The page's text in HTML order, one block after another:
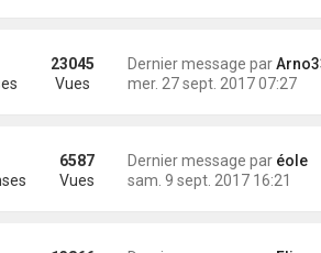
Dernier message par
mer. 27 sept. 2017 07:27
23045
Vues
Dernier message par éole
sam. 9 sept. 2017 16:21
6587
Vues